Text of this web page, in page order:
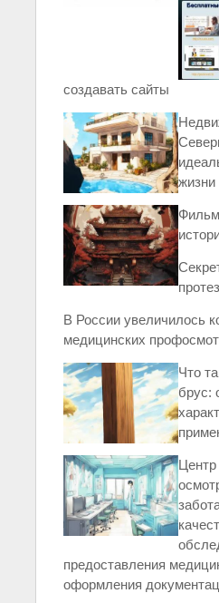
создавать сайты
жизни
В России увеличилось
медицинских
Что
брус:
предоставления
оформления